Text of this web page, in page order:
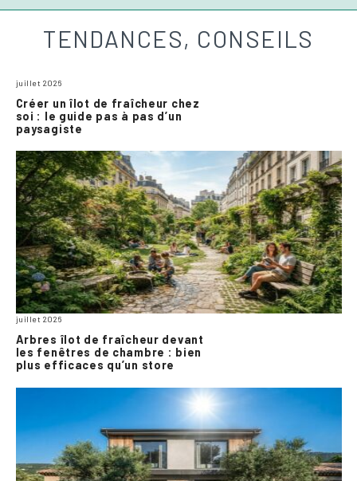
TENDANCES, CONSEILS
juillet 2026
Créer un îlot de fraîcheur chez
soi : le guide pas à pas d’un
paysagiste
juillet 2026
Arbres îlot de fraîcheur devant
les fenêtres de chambre : bien
plus efficaces qu’un store